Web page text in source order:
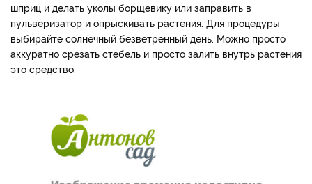
шприц и делать уколы борщевику или заправить в
пульверизатор и опрыскивать растения. Для процедуры
выбирайте солнечный безветренный день. Можно просто
аккуратно срезать стебель и просто залить внутрь растения
это средство.